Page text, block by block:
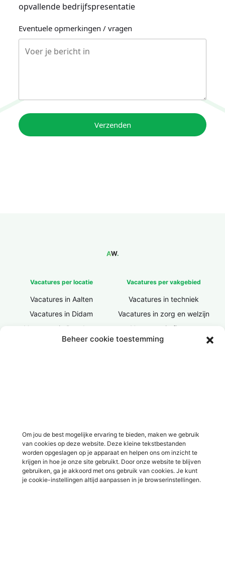
Beheer cookie toestemming
Om jou de best mogelijke ervaring te bieden, maken we gebruik
van cookies op deze website. Deze kleine tekstbestanden
worden opgeslagen op je apparaat en helpen ons om inzicht te
krijgen in hoe je onze site gebruikt. Door onze website te blijven
gebruiken, ga je akkoord met ons gebruik van cookies. Je kunt
je cookie-instellingen altijd aanpassen in je browserinstellingen.
opvallende bedrijfspresentatie
Eventuele opmerkingen / vragen
Verzenden
Vacatures per locatie
Vacatures in Aalten
Vacatures in Didam
Vacatures in Doesburg
Vacatures in Doetinchem
Vacatures in Varsseveld
Vacatures in Winterswijk
Vacatures in Zelhem
Vacatures in Zutphen
Vacatures per vakgebied
Vacatures in techniek
Vacatures in zorg en welzijn
Vacatures in finance
Vacatures in ICT / IT